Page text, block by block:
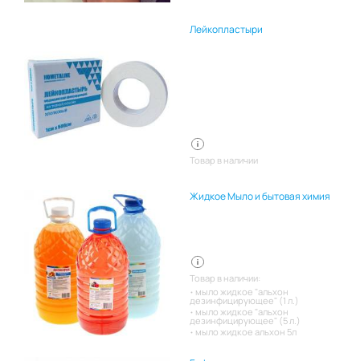
Лейкопластыри
Товар в наличии
Жидкое Мыло и бытовая химия
Товар в наличии:
мыло жидкое "альхон
дезинфицирующее" (1 л.)
мыло жидкое "альхон
дезинфицирующее" (5 л.)
мыло жидкое альхон 5л